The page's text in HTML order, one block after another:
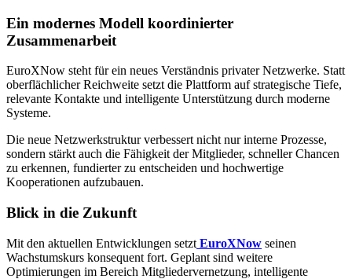
Ein modernes Modell koordinierter
Zusammenarbeit
EuroXNow steht für ein neues Verständnis privater Netzwerke. Statt
oberflächlicher Reichweite setzt die Plattform auf strategische Tiefe,
relevante Kontakte und intelligente Unterstützung durch moderne
Systeme.
Die neue Netzwerkstruktur verbessert nicht nur interne Prozesse,
sondern stärkt auch die Fähigkeit der Mitglieder, schneller Chancen
zu erkennen, fundierter zu entscheiden und hochwertige
Kooperationen aufzubauen.
Blick in die Zukunft
Mit den aktuellen Entwicklungen setzt EuroXNow seinen
Wachstumskurs konsequent fort. Geplant sind weitere
Optimierungen im Bereich Mitgliedervernetzung, intelligente